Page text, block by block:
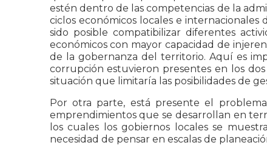
estén dentro de las competencias de la
ciclos económicos locales e
sido posible compatibilizar diferentes
económicos con mayor capacidad de
de la gobernanza del territorio. Aquí es
corrupción estuvieron presentes en los
situación que limitaría las posibilidades de
Por otra parte, está presente el
emprendimientos que se desarrollan en
los cuales los gobiernos locales se
necesidad de pensar en escalas de